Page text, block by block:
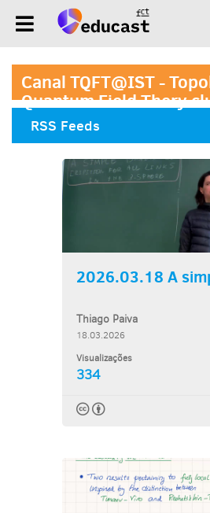
Canal TQFT@IST -
Quantum Field Thery
RSS Feeds
Thiago Paiva
18.03.2026
Visualizações
334